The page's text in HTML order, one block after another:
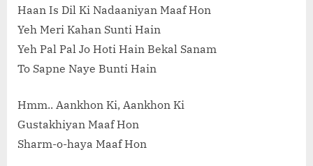
Haan Is Dil Ki Nadaaniyan Maaf Hon
Yeh Meri Kahan Sunti Hain
Yeh Pal Pal Jo Hoti Hain Bekal Sanam
To Sapne Naye Bunti Hain
Hmm.. Aankhon Ki, Aankhon Ki
Gustakhiyan Maaf Hon
Sharm-o-haya Maaf Hon